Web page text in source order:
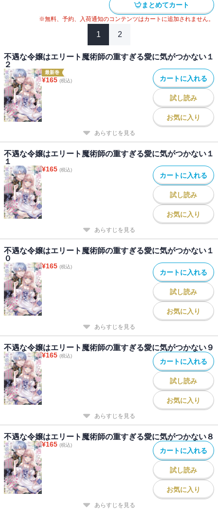
まとめてカート
※無料、予約、入荷通知のコンテンツはカートに追加されません。
1 2
不遇な令嬢はエリート魔術師の重すぎる愛に気がつかない１
２
最新巻
¥165 (税込) カートに入れる
試し読み
お気に入り
あらすじを見る
不遇な令嬢はエリート魔術師の重すぎる愛に気がつかない１
１
¥165 (税込)
カートに入れる
試し読み
お気に入り
あらすじを見る
不遇な令嬢はエリート魔術師の重すぎる愛に気がつかない１
０
¥165 (税込)
カートに入れる
試し読み
お気に入り
あらすじを見る
不遇な令嬢はエリート魔術師の重すぎる愛に気がつかない９
¥165 (税込)
カートに入れる
試し読み
お気に入り
あらすじを見る
不遇な令嬢はエリート魔術師の重すぎる愛に気がつかない８
¥165 (税込)
カートに入れる
試し読み
お気に入り
あらすじを見る